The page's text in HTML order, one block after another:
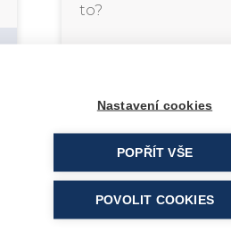
to?
Nastavení cookies
POPŘÍT VŠE
POVOLIT COOKIES